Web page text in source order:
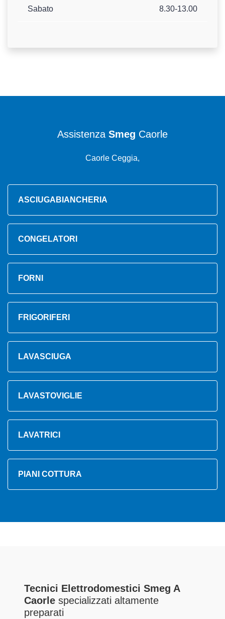
Sabato 8.30-13.00
Assistenza Smeg Caorle
Caorle Ceggia,
ASCIUGABIANCHERIA
CONGELATORI
FORNI
FRIGORIFERI
LAVASCIUGA
LAVASTOVIGLIE
LAVATRICI
PIANI COTTURA
Tecnici Elettrodomestici Smeg A
Caorle specializzati altamente
preparati